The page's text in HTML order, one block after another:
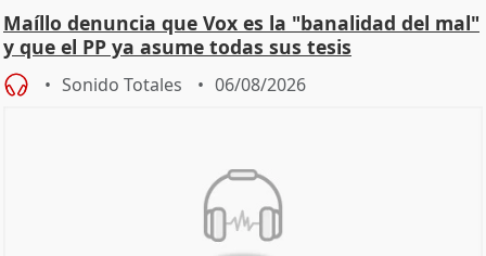
Maíllo denuncia que Vox es la "banalidad del mal"
y que el PP ya asume todas sus tesis
Sonido Totales 06/08/2026